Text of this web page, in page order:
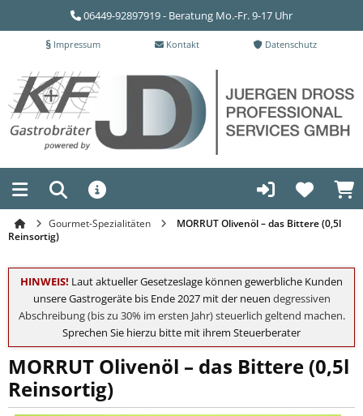
06449-92897919 - Beratung Mo.-Fr. 9-17 Uhr
Impressum Kontakt Datenschutz
Gourmet-Spezialitäten
MORRUT Olivenöl – das Bittere (0,5l
Reinsortig)
HINWEIS! Laut aktueller Gesetzeslage können gewerbliche Kunden
unsere Gastrogeräte bis Ende 2027 mit der neuen degressiven
Abschreibung (bis zu 30% im ersten Jahr) steuerlich geltend machen.
Sprechen Sie hierzu bitte mit ihrem Steuerberater
MORRUT Olivenöl – das Bittere (0,5l
Reinsortig)